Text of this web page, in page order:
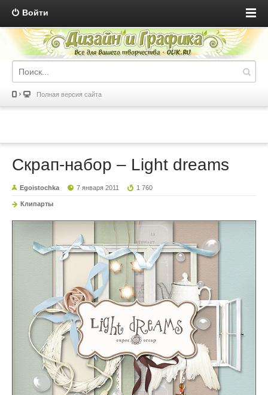
Войти
Полная версия сайта
Скрап-набор – Light dreams
Egoistochka 7 января 2011 1 760
Клипарты